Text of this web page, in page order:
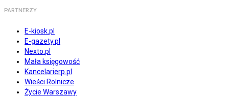
PARTNERZY
E-kiosk.pl
E-gazety.pl
Nexto.pl
Mała księgowość
Kancelarierp.pl
Wieści Rolnicze
Życie Warszawy